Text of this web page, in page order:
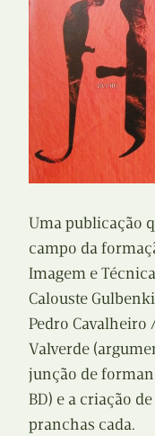
Uma publicação
campo da
Imagem e
Calouste
Pedro Cavalheiro
Valverde
junção de
BD) e a criação
pranchas cada.